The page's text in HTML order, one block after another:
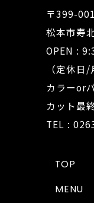
〒399-
松本市寿
OPEN :
（定休日
カラーor
カット最
TEL :
TOP
MENU